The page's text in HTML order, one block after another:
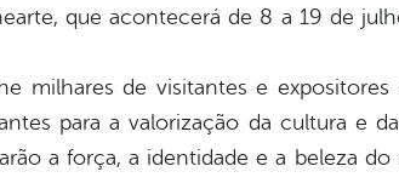
que acontecerá de 8 a 19 de
milhares de visitantes e
para a valorização da cultura e
a força, a identidade e a beleza do